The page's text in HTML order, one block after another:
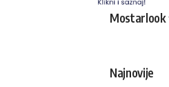
Mostarlook
Najnovije